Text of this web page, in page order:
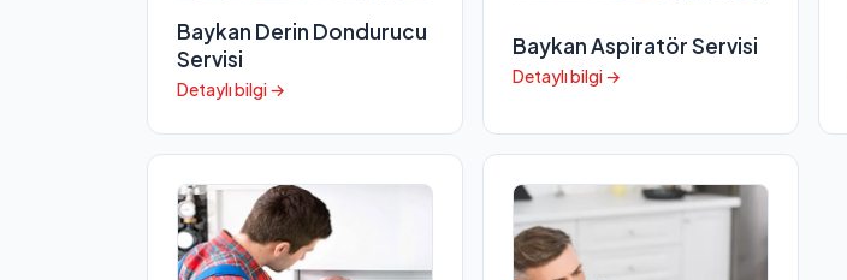
Baykan Derin Dondurucu
Servisi
Detaylı bilgi →
Baykan Aspiratör Servisi
Detaylı bilgi →